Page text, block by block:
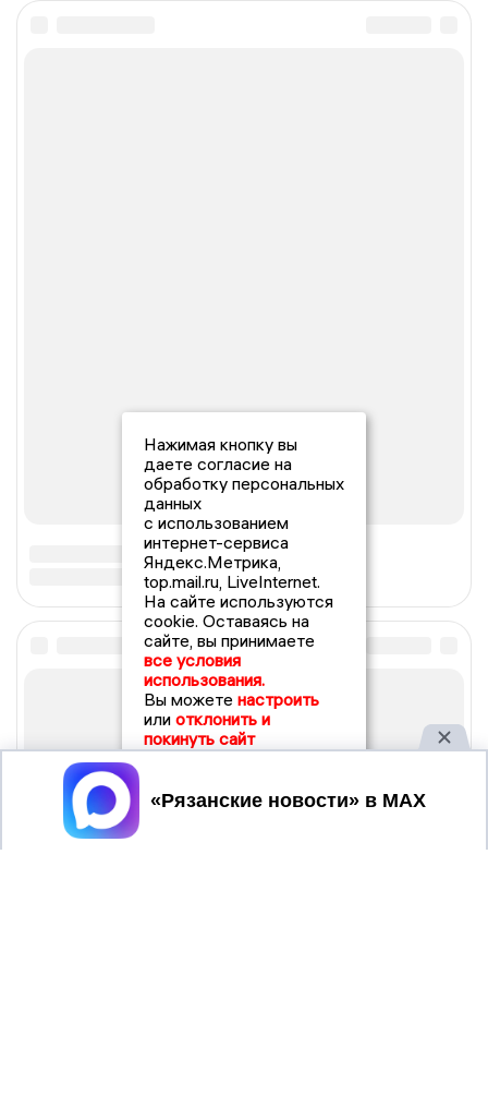
Нажимая кнопку вы
даете согласие на
обработку персональных
данных
с использованием
интернет-сервиса
Яндекс.Метрика,
top.mail.ru, LiveInternet.
На сайте используются
cookie. Оставаясь на
сайте, вы принимаете
все условия
использования.
Вы можете настроить
или отклонить и
покинуть сайт
Принять